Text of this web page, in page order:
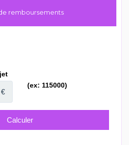
remboursements